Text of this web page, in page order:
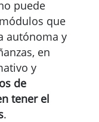
puede
que
autónoma y
en
y
de
tener el
.